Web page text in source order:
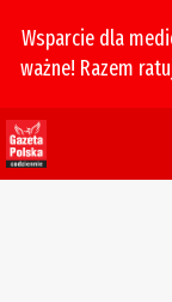
Wsparcie dla
ważne! Razem